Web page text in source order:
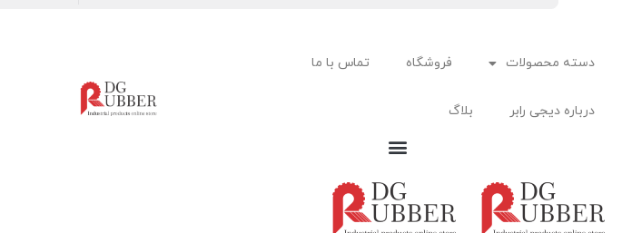
دسته محصولات فروشگاه تماس با ما
درباره دیجی رابر بلاگ